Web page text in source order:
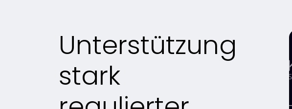
Verwenden Sie die Tab-Taste, um durch jeden
Unterstützung
stark